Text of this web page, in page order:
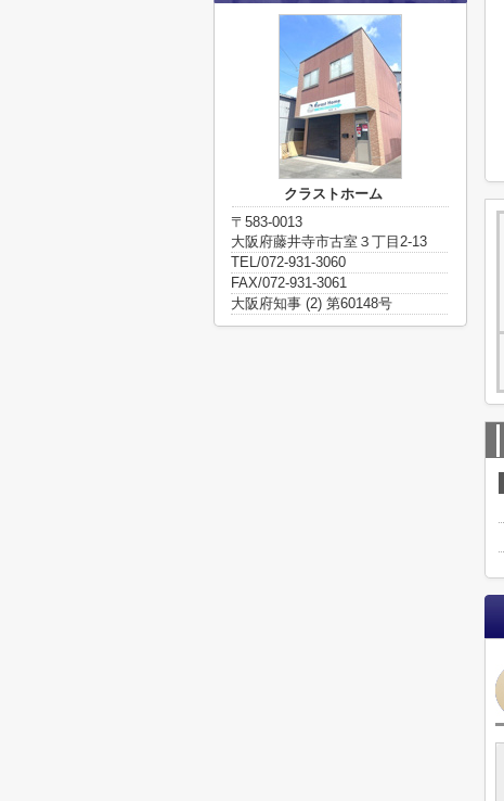
クラストホーム
〒583-0013
大阪府藤井寺市古室３丁目2-13
TEL/072-931-3060
FAX/072-931-3061
大阪府知事 (2) 第60148号